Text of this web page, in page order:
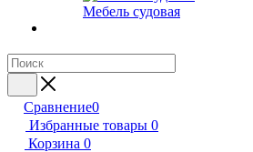
Мебель судовая
Сравнение0
Избранные товары 0
Корзина 0